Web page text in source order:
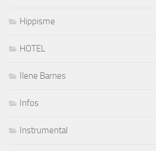
Hippisme
HOTEL
Ilene Barnes
Infos
Instrumental